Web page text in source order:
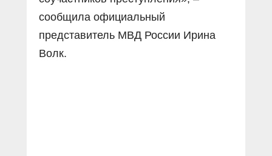
сообщила официальный
представитель МВД России Ирина
Волк.